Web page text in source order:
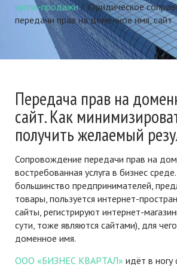
купли-продажи/Юридическое
передачи прав на доменное имя, сайт
Передача прав на
сайт. Как
получить желаемый
Сопровождение передачи прав на
востребованная услуга в бизнес
большинство предпринимателей,
товары, пользуется интернет-
сайты, регистрируют интернет-
сути, тоже являются сайтами), для
доменное имя.
ООО «БИЗНЕС КВАРТАЛ» идёт в ногу